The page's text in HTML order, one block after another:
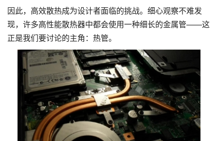
因此，高效散热成为设计者面临的挑战。细心观察不难发
现，许多高性能散热器中都会使用一种细长的金属管——这
正是我们要讨论的主角：热管。